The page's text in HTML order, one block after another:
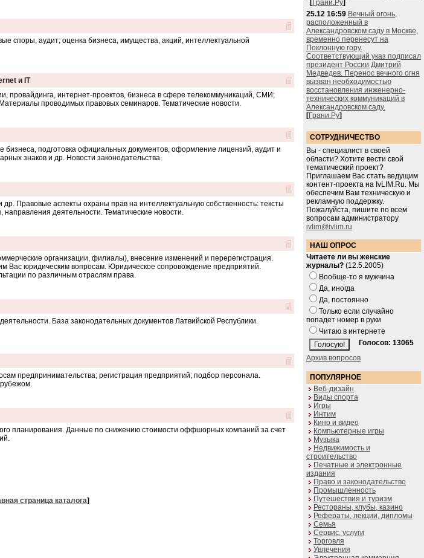
споры, аудит; оценка бизнеса, имущества, акций, интеллектуальной
и IT
провайдинга, интернет-проектов, бизнеса в сфере телекоммуникаций, СМИ;
проводимых правовых семинаров. Тематические новости.
подготовка официальных документов, оформление лицензий, аудит и
знаков и др. Новости законодательства.
Правовые аспекты охраны прав на интеллектуальную собственность: тексты
деятельности. Тематические новости.
организации, филиалы), внесение изменений и перерегистрация.
Вас юридическим вопросам. Юридическое сопровождение предприятий.
по различным отраслям права.
База законодательных документов Латвийской Республики.
предпринимательства; регистрация предприятий; подбор персонала.
планирования. Данные по снижению стоимости оффшорных компаний за счет
страница каталога]
[Грани.Ру]
25.12 16:59 Вечный огонь,
расположенный в
Александровском саду в Москве,
временно перенесут на
Поклонную гору.
Соответствующий указ подписал
президент России Дмитрий
Медведев. Перенос вечного огня
вызван необходимостью
восстановления инженерно-
технических коммуникаций в
Александровском саду.
[Грани.Ру]
СОТРУДНИЧЕСТВО
Вы - специалист в своей
области? Хотите вести свой
тематический проект?
Приглашаем Вас стать ведущим
контент-проекта на IvLIM.Ru. Мы
обеспечим Вам техническую и
рекламную поддержку.
Пожалуйста, пишите по всем
вопросам администратору
ivlim@ivlim.ru
НАШ ОПРОС
Читаете ли вы женские
журналы? (12.5.2005)
Вообще-то я мужчина
Да, иногда
Да, постоянно
Только если случайно
попадет номер в руки
Читаю в интернете
Голосов: 13065
Архив вопросов
ПОПУЛЯРНОЕ
Веб-дизайн
Виды спорта
Игры
Интим
Кино и видео
Компьютерные игры
Музыка
Недвижимость и
строительство
Печатные и электронные
издания
Право и законодательство
Промышленность
Путешествия и туризм
Рестораны, клубы, казино
Рефераты, лекции, дипломы
Семья
Сервис, услуги
Торговля
Увлечения